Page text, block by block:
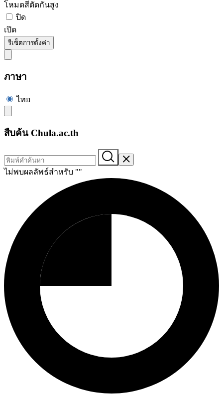
โหมดสีตัดกันสูง
ปิด
เปิด
รีเซ็ตการตั้งค่า
ภาษา
ไทย
สืบค้น Chula.ac.th
ไม่พบผลลัพธ์สำหรับ ""